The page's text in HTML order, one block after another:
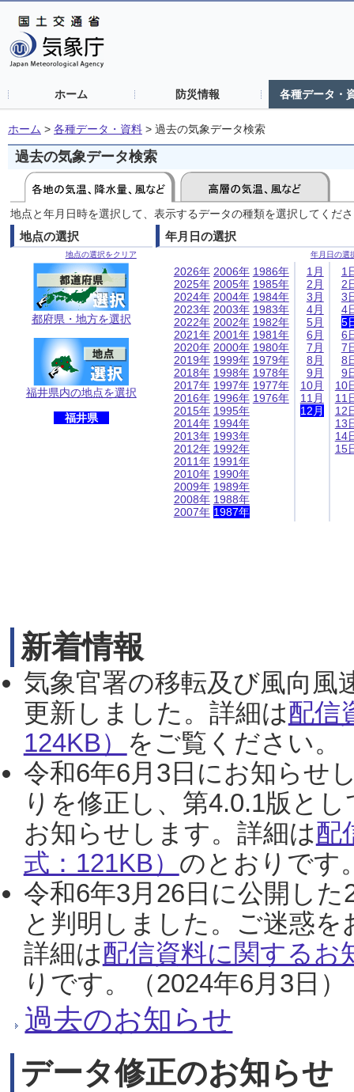
ホーム 防災情報 各種データ・
ホーム > 各種データ・資料 > 過去の気象データ検索
過去の気象データ検索
地点と年月日時を選択して、表示するデータの種類を選択してくだ
地点の選択
地点の選択をクリア
都府県・地方を選択
福井県内の地点を選択
福井県
年月日の選択
年月日の選
2026年
2025年
2024年
2023年
2022年
2021年
2020年
2019年
2018年
2017年
2016年
2015年
2014年
2013年
2012年
2011年
2010年
2009年
2008年
2007年
2006年
2005年
2004年
2003年
2002年
2001年
2000年
1999年
1998年
1997年
1996年
1995年
1994年
1993年
1992年
1991年
1990年
1989年
1988年
1987年
1986年
1985年
1984年
1983年
1982年
1981年
1980年
1979年
1978年
1977年
1976年
1月
2月
3月
4月
5月
6月
7月
8月
9月
10月
11月
12月
1
2
3
4
5
6
7
8
9
10
11
12
13
14
15
新着情報
気象官署の移転及び風向風
更新しました。詳細は配信
124KB） をご覧ください。
令和6年6月3日にお知らせ
りを修正し、第4.0.1版と
お知らせします。詳細は配
式：121KB） のとおりです
令和6年3月26日に公開し
と判明しました。ご迷惑
詳細は配信資料に関するお
りです。（2024年6月3日）
過去のお知らせ
データ修正のお知らせ